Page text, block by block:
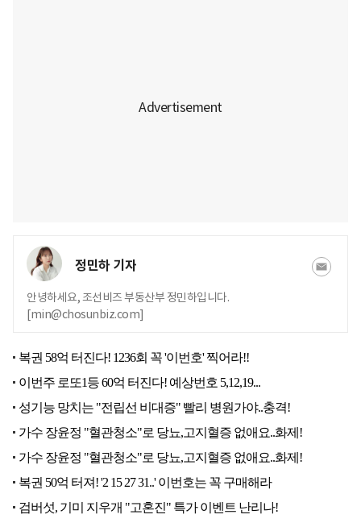
정민하 기자
안녕하세요, 조선비즈 부동산부 정민하입니다.
[min@chosunbiz.com]